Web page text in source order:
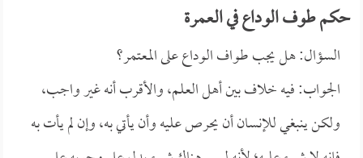
حكم طوف الوداع في العمرة
السؤال: هل يجب طواف الوداع على المعتمر؟
الجواب: فيه خلاف بين أهل العلم، والأقرب أنه غير واجب،
ولكن ينبغي للإنسان أن يحرص عليه وأن يأتي به، وإن لم يأت به